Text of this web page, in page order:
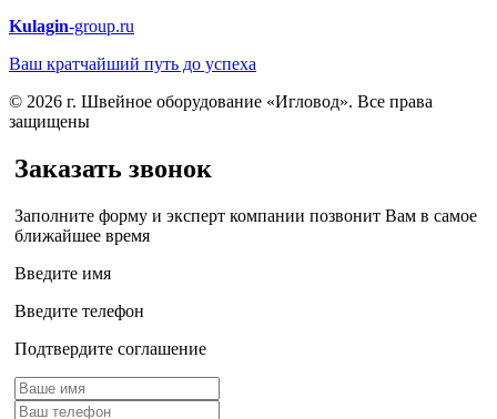
Kulagin-group.ru
Ваш кратчайший путь до успеха
© 2026 г. Швейное оборудование «Игловод». Все права
защищены
Заказать звонок
Заполните форму и эксперт компании позвонит Вам в самое
ближайшее время
Введите имя
Введите телефон
Подтвердите соглашение